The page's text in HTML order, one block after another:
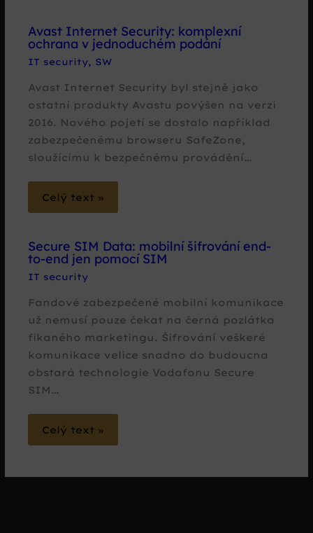
Avast Internet Security: komplexní
ochrana v jednoduchém podání
IT security, SW
Avast Internet Security byl stejně jako
ostatní produkty Avastu povýšen na verzi
2016. Nového pojetí se dostalo například
zabezpečenému browseru SafeZone,
sloužícímu k bezpečnému provádění…
Celý text »
Secure SIM Data: mobilní šifrování end-
to-end jen pomocí SIM
IT security
Fandové zabezpečené mobilní komunikace
už nemusí pouze čekat na černá pozlátka
fikaného marketingu. Šifrování veškeré
komunikace velice snadno do budoucna
obstará technologie Vodafonu Secure
SIM…
Celý text »